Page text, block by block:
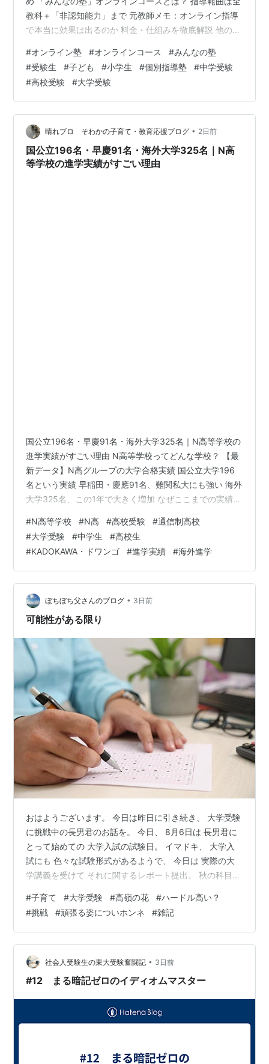
教科＋「非認知能力」まで 元教師メモ：オンライン指導
で本当に効果は出るのか 料金・仕組みを徹底解説 他の個
すすめ 受験生タイプ別｜もっと詳しく知りたい方へ 無料
体験までの流れ よくある質問 まとめ 「オンラインの個
別指導塾って、実際のところ成績は伸びるの？」「料金
は結局いくらかかるの？」——受験を控えたお子さんを
持つ保護者の方なら、一度はそう感じたことがあるので
はないでしょうか。特にオンライ…
#オンライン塾 #オンラインコース #みんなの塾
#受験生 #子ども #小学生 #個別指導塾 #中学受験
#高校受験 #大学受験
晴れブロ そわかの子育て・教育応援ブログ • 2日前
国公立196名・早慶91名・海外大学325名｜N高
等学校の進学実績がすごい理由
国公立196名・早慶91名・海外大学325名｜N高等学校の
進学実績がすごい理由 N高等学校ってどんな学校？ 【最
新データ】N高グループの大学合格実績 国公立大学196
名という実績 早稲田・慶應91名、難関私大にも強い 海外
大学325名、この1年で大きく増加 なぜここまでの実績が
TAによる個別サポート 大学受験対策講座 進路サポートは
大学受験だけじゃない 通学スタイルと課外活動も充実 通
う回数・通い方を自由に選べる 転入・編入生も多数在籍
よくある質問 Q. 通信制でも本当に大学受験に対応できま
すか？ Q. 友だちができるか心配です Q. 転…
#N高等学校 #N高 #高校受験 #通信制高校
#大学受験 #中学生 #高校生
#KADOKAWA・ドワンゴ #進学実績 #海外進学
ぼちぼち父さんのブログ • 3日前
可能性がある限り
おはようございます。 今日は昨日に引き続き、 大学受験
に挑戦中の長男君のお話を。 今日、 8月6日は 長男君に
とって始めての 大学入試の試験日。 イマドキ、 大学入
試にも 色々な試験形式があるようで、 今日は 実際の大
学講義を受けて それに関するレポート提出。 秋の科目試
学講義を受ける日です。 長男君の志望校は ほぼ一択。
他に併願する大学も考えて〜 の親の助言にも 聞く耳持た
ずな感じの長男君。 ホント 大丈夫かな… 志望する大学に
は 今回の講義型試験以外にも 推薦試験、一般入試もあ
り。 様々な選抜方法があるので、 可能性がある限り、
それ…
#子育て #大学受験 #高嶺の花 #ハードル高い？
#挑戦 #頑張る姿についホンネ #雑記
社会人受験生の東大受験奮闘記 • 3日前
#12 まる暗記ゼロのイディオムマスター